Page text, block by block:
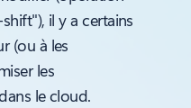
il y a certains
(ou à les
les
le cloud.